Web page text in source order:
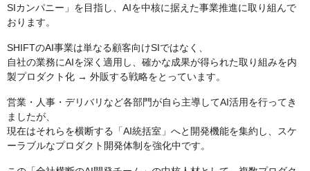
SIカンパニー」を目指し、AIを中核に据えた事業推進に取り組んで
おります。
SHIFTのAI事業は単なる顧客向けSIではなく、
自社の業務にAIを深く適用し、確かな成果が得られた取り組みを内
製プロダクト化 → 外販する戦略をとっています。
営業・人事・デリバリなど各部門が自ら主導してAI活用を行ってき
ましたが、
現在はそれらを横断する「AI統括室」へと開発機能を集約し、スケ
ーラブルなプロダクト開発体制を強化中です。